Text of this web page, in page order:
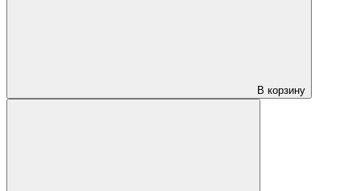
В корзину